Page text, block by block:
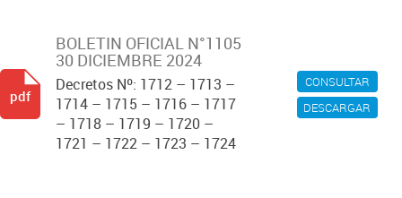
CONSULTAR
DESCARGAR
BOLETIN OFICIAL N°1105
30 DICIEMBRE 2024
Decretos Nº: 1712 – 1713 –
1714 – 1715 – 1716 – 1717
– 1718 – 1719 – 1720 –
1721 – 1722 – 1723 – 1724
pdf